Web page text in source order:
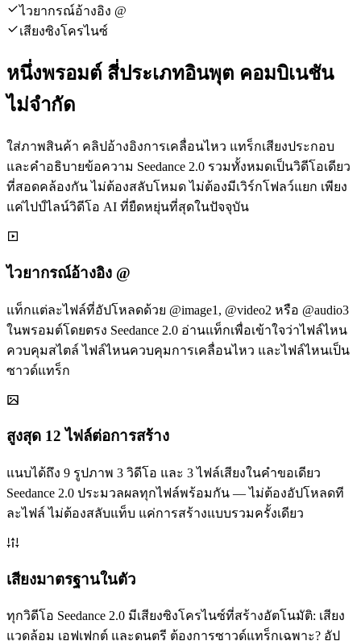
ไวยากรณ์อ้างอิง @
เสียงซิงโครไนซ์
หนึ่งพรอมต์ สี่ประเภทอินพุต คอมบิเนชัน
ไม่จำกัด
ใส่ภาพสินค้า คลิปอ้างอิงการเคลื่อนไหว แทร็กเสียงประกอบ
และคำอธิบายข้อความ Seedance 2.0 รวมทั้งหมดเป็นวิดีโอเดียว
ที่สอดคล้องกัน ไม่ต้องสลับโหมด ไม่ต้องมีเวิร์กโฟลว์แยก เพียง
แค่ไปป์ไลน์วิดีโอ AI ที่ยืดหยุ่นที่สุดในปัจจุบัน
ไวยากรณ์อ้างอิง @
แท็กแต่ละไฟล์ที่อัปโหลดด้วย @image1, @video2 หรือ @audio3
ในพรอมต์โดยตรง Seedance 2.0 อ่านแท็กเพื่อเข้าใจว่าไฟล์ไหน
ควบคุมสไตล์ ไฟล์ไหนควบคุมการเคลื่อนไหว และไฟล์ไหนเป็น
ซาวด์แทร็ก
สูงสุด 12 ไฟล์ต่อการสร้าง
แนบได้ถึง 9 รูปภาพ 3 วิดีโอ และ 3 ไฟล์เสียงในคำขอเดียว
Seedance 2.0 ประมวลผลทุกไฟล์พร้อมกัน — ไม่ต้องอัปโหลดที
ละไฟล์ ไม่ต้องสลับแท็บ แค่การสร้างแบบรวมครั้งเดียว
เสียงมาตรฐานในตัว
ทุกวิดีโอ Seedance 2.0 มีเสียงซิงโครไนซ์ที่สร้างอัตโนมัติ: เสียง
แวดล้อม เอฟเฟกต์ และดนตรี ต้องการซาวด์แทร็กเฉพาะ? อัป